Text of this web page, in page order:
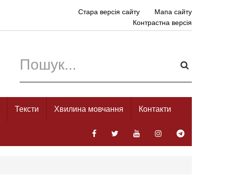
Стара версія сайту
Мапа сайту
Контрастна версія
Тексти Хвилина мовчання Контакти